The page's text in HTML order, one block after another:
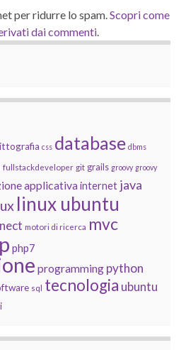
per ridurre lo spam. Scopri come
dai commenti
css database dbms
fullstackdeveloper git grails groovy groovy
applicativainternet java
linux ubuntu
motori di ricerca mvc
php7
programming python
sql tecnologia ubuntu